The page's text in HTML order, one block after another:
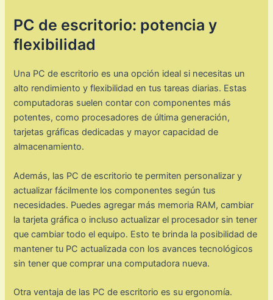
PC de escritorio: potencia y
flexibilidad
Una PC de escritorio es una opción ideal si necesitas un
alto rendimiento y flexibilidad en tus tareas diarias. Estas
computadoras suelen contar con componentes más
potentes, como procesadores de última generación,
tarjetas gráficas dedicadas y mayor capacidad de
almacenamiento.
Además, las PC de escritorio te permiten personalizar y
actualizar fácilmente los componentes según tus
necesidades. Puedes agregar más memoria RAM, cambiar
la tarjeta gráfica o incluso actualizar el procesador sin tener
que cambiar todo el equipo. Esto te brinda la posibilidad de
mantener tu PC actualizada con los avances tecnológicos
sin tener que comprar una computadora nueva.
Otra ventaja de las PC de escritorio es su ergonomía.